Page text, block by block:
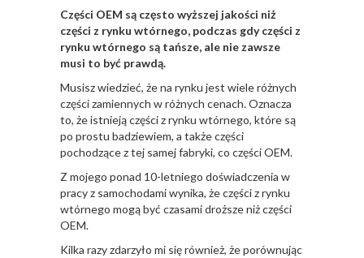
Części OEM są często wyższej jakości niż
części z rynku wtórnego, podczas gdy części z
rynku wtórnego są tańsze, ale nie zawsze
musi to być prawdą.
Musisz wiedzieć, że na rynku jest wiele różnych
części zamiennych w różnych cenach. Oznacza
to, że istnieją części z rynku wtórnego, które są
po prostu badziewiem, a także części
pochodzące z tej samej fabryki, co części OEM.
Z mojego ponad 10-letniego doświadczenia w
pracy z samochodami wynika, że części z rynku
wtórnego mogą być czasami droższe niż części
OEM.
Kilka razy zdarzyło mi się również, że porównując